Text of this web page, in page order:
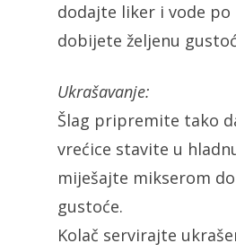
dodajte liker i vode
dobijete željenu
Ukrašavanje:
Šlag pripremite tako
vrećice stavite u
miješajte mikserom
gustoće.
Kolač servirajte